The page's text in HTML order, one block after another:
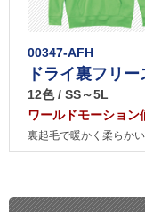
00347-AFH
ドライ裏フリ
12色 / SS～5L
ワールドモーション
裏起毛で暖かく柔らか